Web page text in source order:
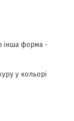
інша форма -
у кольорі